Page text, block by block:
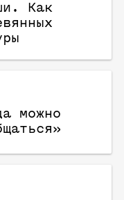
Как
можно